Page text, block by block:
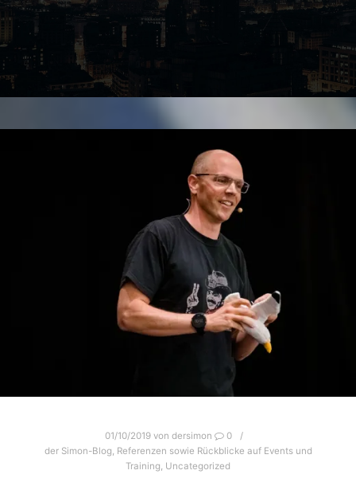
01/10/2019 von dersimon
0
der Simon-Blog, Referenzen sowie Rückblicke auf Events und
Training, Uncategorized